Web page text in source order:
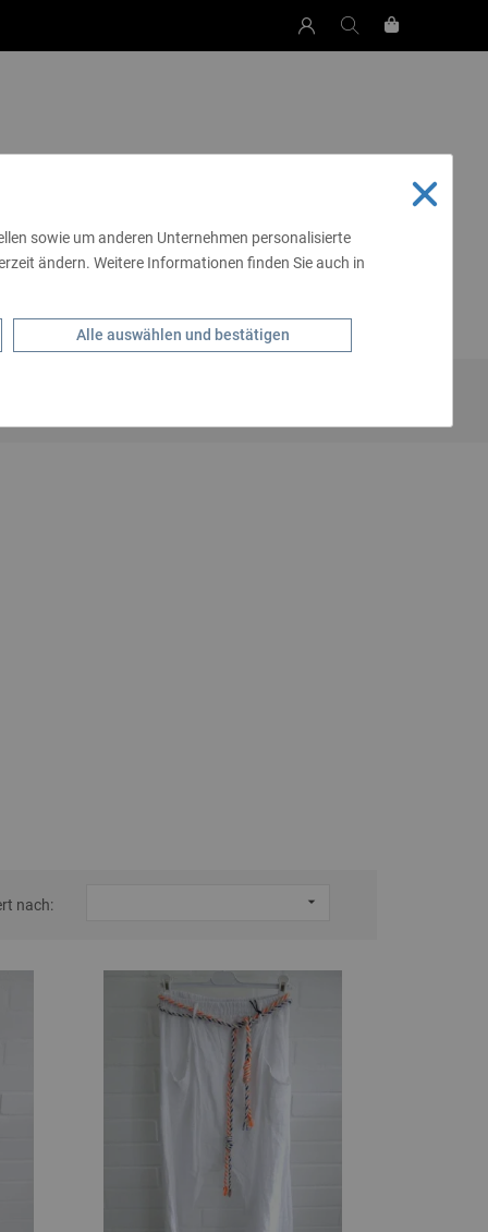
& MEHR LIVING SCHMUCK
GÜRTEL
nach: 
sowie um anderen Unternehmen personalisierte
ändern. Weitere Informationen finden Sie auch in
Alle auswählen und bestätigen